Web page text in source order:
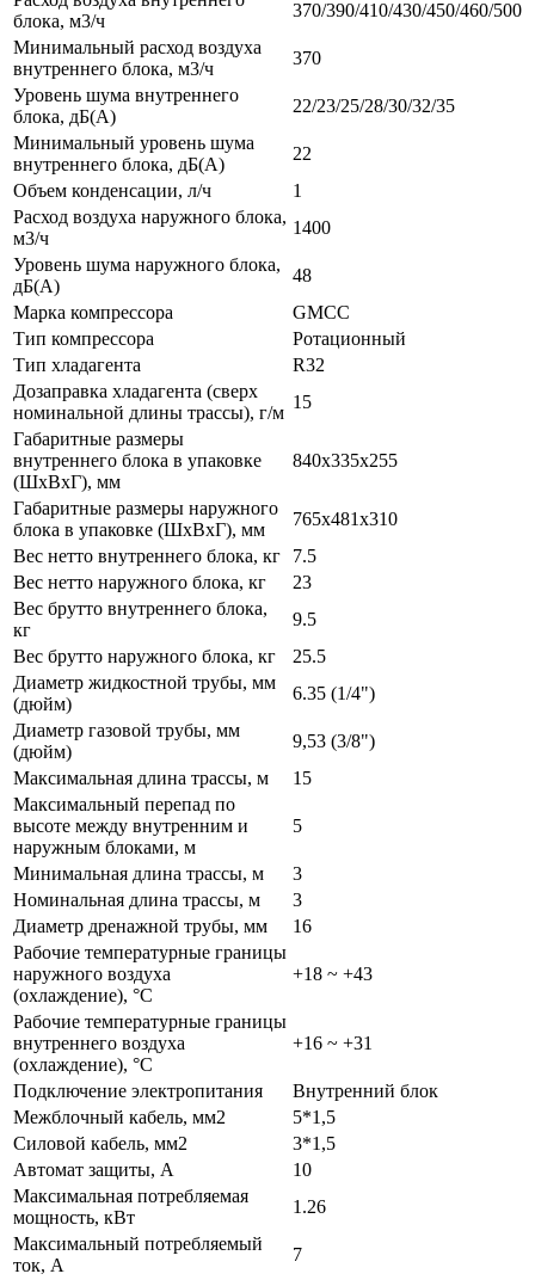
блока, м3/ч
370/390/410/430/450/460/500
Минимальный расход воздуха
внутреннего блока, м3/ч
370
Уровень шума внутреннего
блока, дБ(А)
22/23/25/28/30/32/35
Минимальный уровень шума
внутреннего блока, дБ(А)
22
Объем конденсации, л/ч
1
Расход воздуха наружного блока,
м3/ч
1400
Уровень шума наружного блока,
дБ(А)
48
Марка компрессора
GMCC
Тип компрессора
Ротационный
Тип хладагента
R32
Дозаправка хладагента (сверх
номинальной длины трассы), г/м
15
Габаритные размеры
внутреннего блока в упаковке
(ШxВxГ), мм
840x335x255
Габаритные размеры наружного
блока в упаковке (ШxВxГ), мм
765x481x310
Вес нетто внутреннего блока, кг
7.5
Вес нетто наружного блока, кг
23
Вес брутто внутреннего блока,
кг
9.5
Вес брутто наружного блока, кг
25.5
Диаметр жидкостной трубы, мм
(дюйм)
6.35 (1/4")
Диаметр газовой трубы, мм
(дюйм)
9,53 (3/8")
Максимальная длина трассы, м
15
Максимальный перепад по
высоте между внутренним и
наружным блоками, м
5
Минимальная длина трассы, м
3
Номинальная длина трассы, м
3
Диаметр дренажной трубы, мм
16
Рабочие температурные границы
наружного воздуха
(охлаждение), °C
+18 ~ +43
Рабочие температурные границы
внутреннего воздуха
(охлаждение), °C
+16 ~ +31
Подключение электропитания
Внутренний блок
Межблочный кабель, мм2
5*1,5
Силовой кабель, мм2
3*1,5
Автомат защиты, А
10
Максимальная потребляемая
мощность, кВт
1.26
Максимальный потребляемый
ток, А
7